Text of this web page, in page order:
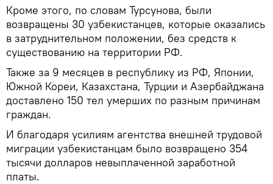
Кроме этого, по словам Турсунова, были
возвращены 30 узбекистанцев, которые оказались
в затруднительном положении, без средств к
существованию на территории РФ.
Также за 9 месяцев в республику из РФ, Японии,
Южной Кореи, Казахстана, Турции и Азербайджана
доставлено 150 тел умерших по разным причинам
граждан.
И благодаря усилиям агентства внешней трудовой
миграции узбекистанцам было возвращено 354
тысячи долларов невыплаченной заработной
платы.